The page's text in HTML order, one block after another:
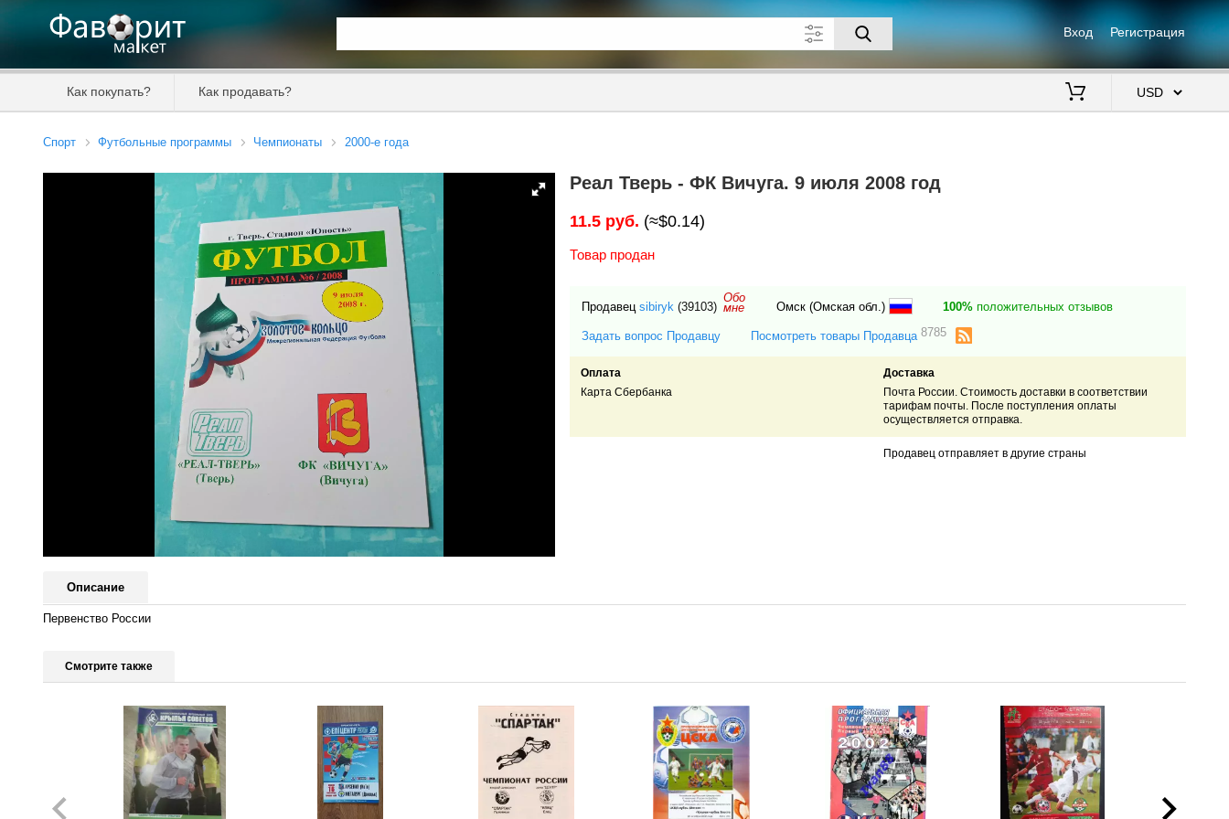
Вход Регистрация
Как покупать? Как продавать?
Спорт Футбольные программы Чемпионаты 2000-е года
Реал Тверь - ФК Вичуга. 9 июля 2008 год
11.5 руб. (≈$0.14)
Товар продан
Продавец sibiryk (39103)
Обо
мне Омск (Омская обл.) 100%положительных отзывов
Задать вопрос Продавцу Посмотреть товары Продавца 8785
Оплата
Карта Сбербанка
Доставка
Почта России. Стоимость доставки в соответствии
тарифам почты. После поступления оплаты
осуществляется отправка.
Продавец отправляет в другие страны
Описание
Первенство России
Смотрите также